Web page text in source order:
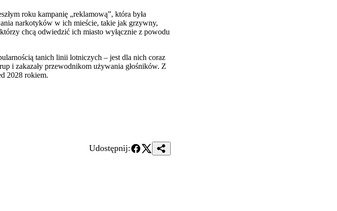
roku kampanię „reklamową”, która była
narkotyków w ich mieście, takie jak grzywny,
chcą odwiedzić ich miasto wyłącznie z powodu
tanich linii lotniczych – jest dla nich coraz
i zakazały przewodnikom używania głośników. Z
2028 rokiem.
Udostępnij: